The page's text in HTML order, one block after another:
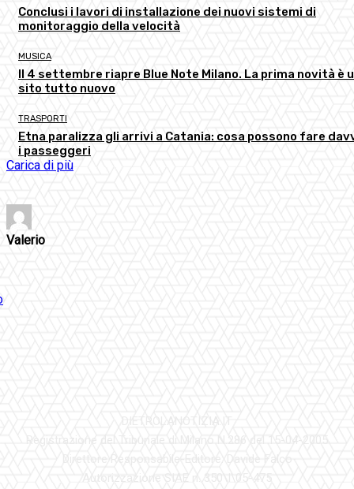
Conclusi i lavori di installazione dei nuovi sistemi di
monitoraggio della velocità
MUSICA
Il 4 settembre riapre Blue Note Milano. La prima novità è
sito tutto nuovo
TRASPORTI
Etna paralizza gli arrivi a Catania: cosa possono fare
i passeggeri
Carica di più
Valerio